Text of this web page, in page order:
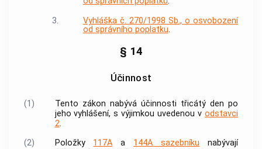
3.
Vyhláška č. 270/1998 Sb., o osvobození
od správního poplatku.
§ 14
Účinnost
(1)
Tento zákon nabývá účinnosti třicátý den po
jeho vyhlášení, s výjimkou uvedenou v odstavci
2.
(2)
Položky 117A a 144A sazebníku nabývají